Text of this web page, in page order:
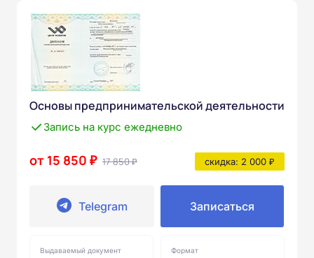
Основы предпринимательской деятельности
Запись на курс ежедневно
от 15 850 ₽ 17 850 ₽ скидка: 2 000 ₽
Telegram Записаться
Выдаваемый документ Формат